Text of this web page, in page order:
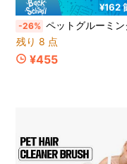
¥162
-26% ペットグルーミングコーム – 人間工学に基づいた滑り止め付きグルーミングコーム、抜け毛、絡まり、アンダーコートを効果的に除去するように設計されていま
残り 8 点
¥455